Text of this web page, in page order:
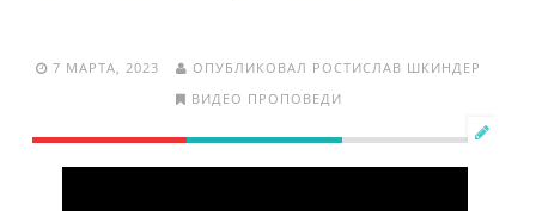
7 МАРТА, 2023
ОПУБЛИКОВАЛ РОСТИСЛАВ ШКИНДЕР
ВИДЕО ПРОПОВЕДИ